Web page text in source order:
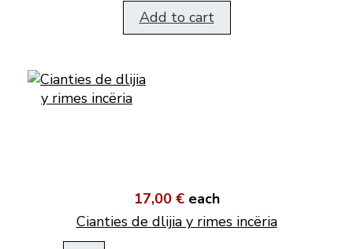
Add to cart
17,00 € each
Cianties de dlijia y rimes incëria